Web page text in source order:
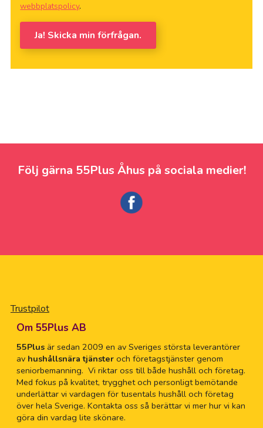
webbplatspolicy.
Ja! Skicka min förfrågan.
Följ gärna 55Plus Åhus på sociala medier!
Trustpilot
Om 55Plus AB
55Plusär sedan 2009 en av Sveriges största leverantörer
av hushållsnära tjänsteroch företagstjänster genom
seniorbemanning. Vi riktar oss till både hushåll och företag.
Med fokus på kvalitet, trygghet och personligt bemötande
underlättar vi vardagen för tusentals hushåll och företag
över hela Sverige. Kontakta oss så berättar vi mer hur vi kan
göra din vardag lite skönare.